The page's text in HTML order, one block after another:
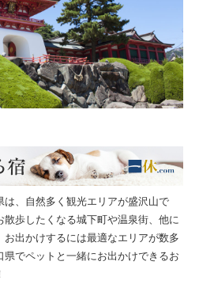
、自然多く観光エリアが盛沢山で
歩したくなる城下町や温泉街、他に
出かけするには最適なエリアが数多
県でペットと一緒にお出かけできるお